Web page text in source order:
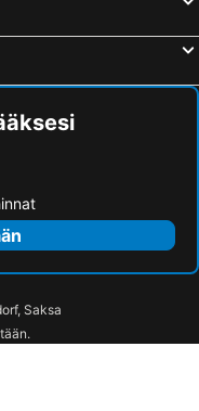
Gran Canaria - Adults Only
Tropical
El Olivar La Oliva
del Saldo
Saksa